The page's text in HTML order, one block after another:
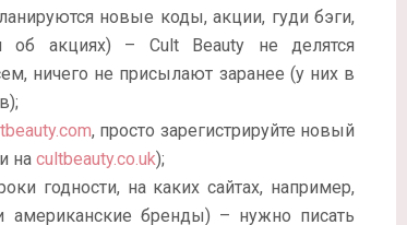
новые коды, акции, гуди бэги,
акциях) – Cult Beauty не делятся
ничего не присылают заранее (у них в
, просто зарегистрируйте новый
на cultbeauty.co.uk);
годности, на каких сайтах, например,
американские бренды) – нужно писать